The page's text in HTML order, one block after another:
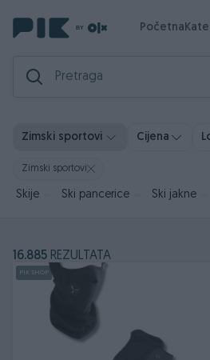
Početna
Zimski sportovi Cijena
Zimski sportovi
Skije Ski pancerice Ski jakne
16.885 REZULTATA
PIK SHOP